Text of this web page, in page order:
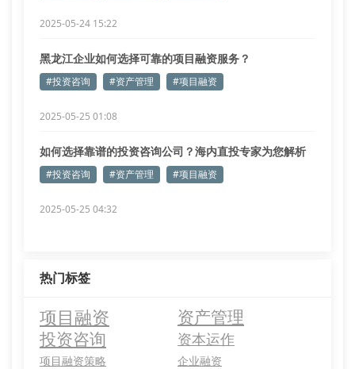
2025-05-24 15:22
黑龙江企业如何选择可靠的项目融资服务？
#投资咨询 #资产管理 #项目融资
2025-05-25 01:08
如何选择靠谱的投资咨询公司？海内直投专家为您解析
#投资咨询 #资产管理 #项目融资
2025-05-25 04:32
热门标签
项目融资 资产管理
投资咨询 资本运作
项目融资策略
企业融资